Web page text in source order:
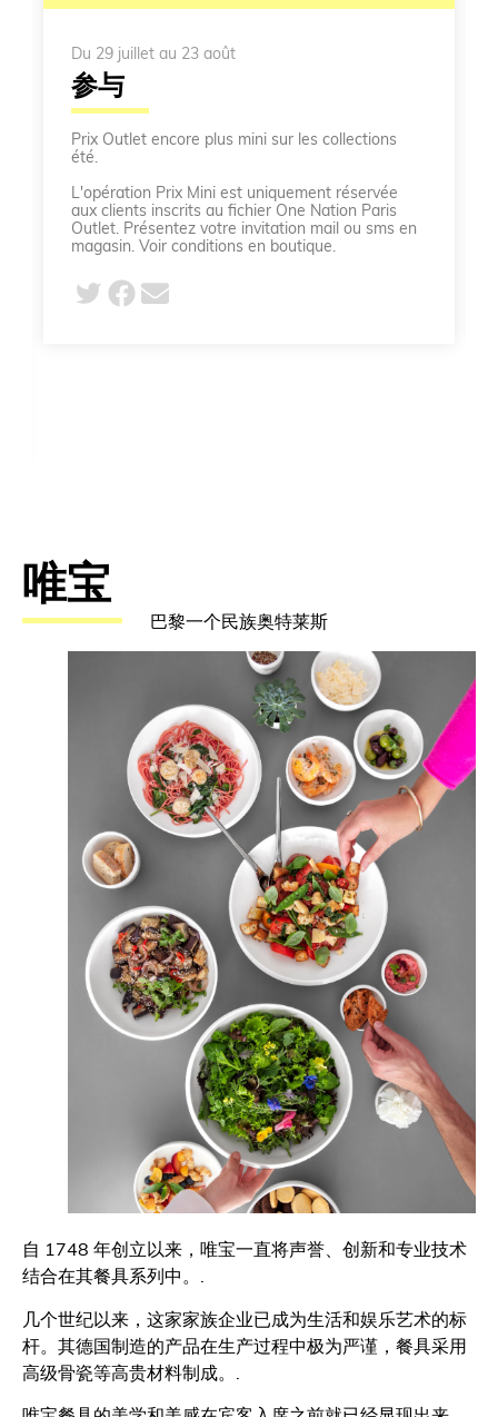
Du 29 juillet au 23 août
参与
Prix Outlet encore plus mini sur les collections
été.
L'opération Prix Mini est uniquement réservée
aux clients inscrits au fichier One Nation Paris
Outlet. Présentez votre invitation mail ou sms en
magasin. Voir conditions en boutique.
唯宝
巴黎一个民族奥特莱斯
自 1748 年创立以来，唯宝一直将声誉、创新和专业技术
结合在其餐具系列中。.
几个世纪以来，这家家族企业已成为生活和娱乐艺术的标
杆。其德国制造的产品在生产过程中极为严谨，餐具采用
高级骨瓷等高贵材料制成。.